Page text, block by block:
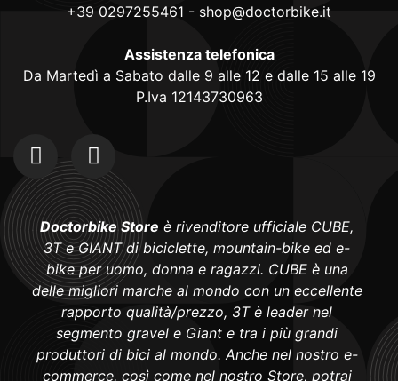
+39 0297255461 - shop@doctorbike.it
Assistenza telefonica
Da Martedì a Sabato dalle 9 alle 12 e dalle 15 alle 19
P.Iva 12143730963
Doctorbike Store è rivenditore ufficiale CUBE,
3T e GIANT di biciclette, mountain-bike ed e-
bike per uomo, donna e ragazzi. CUBE è una
delle migliori marche al mondo con un eccellente
rapporto qualità/prezzo, 3T è leader nel
segmento gravel e Giant e tra i più grandi
produttori di bici al mondo. Anche nel nostro e-
commerce, così come nel nostro Store, potrai